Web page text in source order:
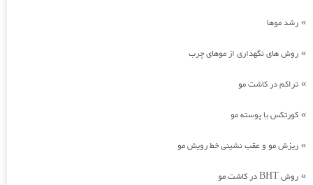
» رشد موها
» روش های نگهداری از موهای چرب
» تراکم در کاشت مو
» کورتکس یا پوسته مو
» ریزش مو و عقب نشینی خط رویش مو
» روش BHT در کاشت مو